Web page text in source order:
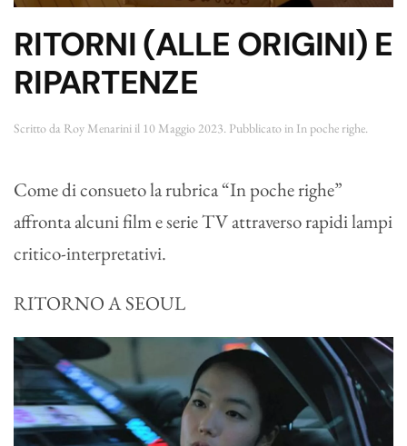
RITORNI (ALLE ORIGINI) E
RIPARTENZE
Scritto da Roy Menarini il 10 Maggio 2023. Pubblicato in In poche righe.
Come di consueto la rubrica “In poche righe”
affronta alcuni film e serie TV attraverso rapidi lampi
critico-interpretativi.
RITORNO A SEOUL